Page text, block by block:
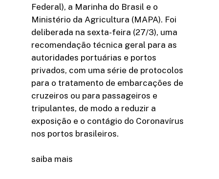
Federal), a Marinha do Brasil e o
Ministério da Agricultura (MAPA). Foi
deliberada na sexta-feira (27/3), uma
recomendação técnica geral para as
autoridades portuárias e portos
privados, com uma série de protocolos
para o tratamento de embarcações de
cruzeiros ou para passageiros e
tripulantes, de modo a reduzir a
exposição e o contágio do Coronavírus
nos portos brasileiros.
saiba mais